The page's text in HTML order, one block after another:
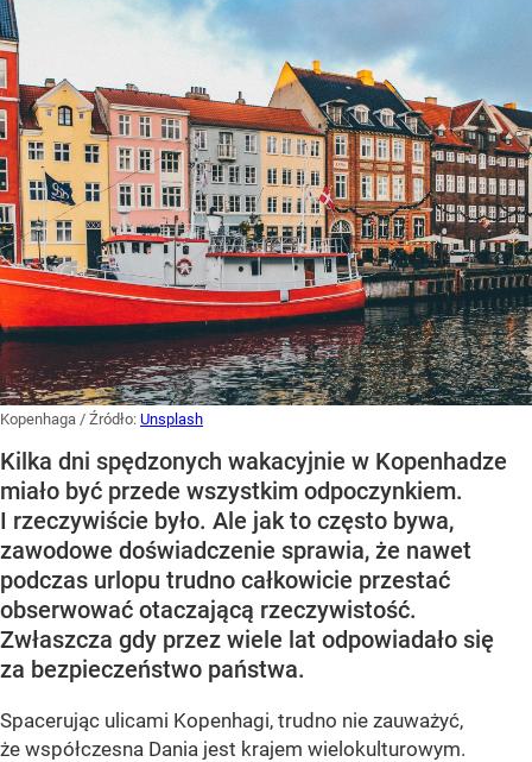
Kopenhaga / Źródło: Unsplash
Kilka dni spędzonych wakacyjnie w Kopenhadze
miało być przede wszystkim odpoczynkiem.
I rzeczywiście było. Ale jak to często bywa,
zawodowe doświadczenie sprawia, że nawet
podczas urlopu trudno całkowicie przestać
obserwować otaczającą rzeczywistość.
Zwłaszcza gdy przez wiele lat odpowiadało się
za bezpieczeństwo państwa.
Spacerując ulicami Kopenhagi, trudno nie zauważyć,
że współczesna Dania jest krajem wielokulturowym.